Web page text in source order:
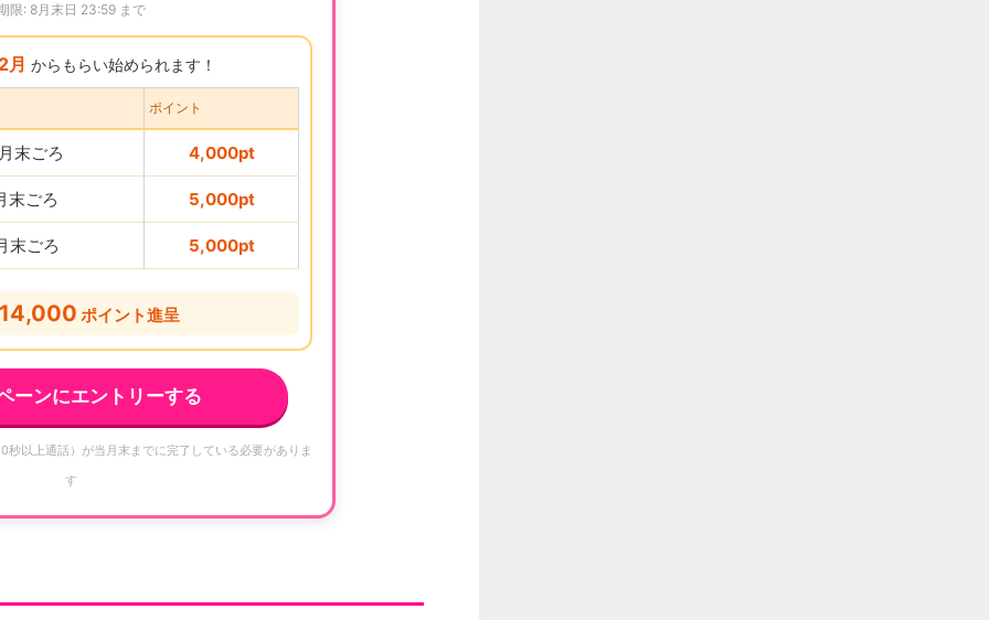
限: 8月末日 23:59 まで
月 からもらい始められます！
ポイント
末ごろ 4,000pt
末ごろ 5,000pt
末ごろ 5,000pt
ポイント進呈
ーンにエントリーする
秒以上通話）が当月末までに完了している必要がありま
す